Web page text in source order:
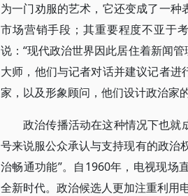
为一门劝服的艺术，它还变成了一
市场营销手段；其重要程度不亚于
说：“现代政治世界因此居住着新闻
大师，他们与记者对话并建议记者
家，以及形象顾问，他们设计政治家
政治传播活动在这种情况下也就
号来说服公众承认与支持现有的政治
治畅通功能”。自1960年，电视现
全新时代。政治候选人更加注重利用